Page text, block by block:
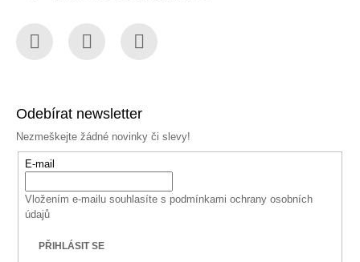
Odebírat newsletter
Nezmeškejte žádné novinky či slevy!
E-mail
Vložením e-mailu souhlasíte s podmínkami ochrany osobních
údajů
PŘIHLÁSIT SE